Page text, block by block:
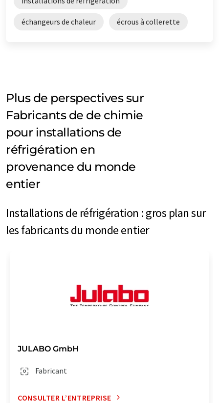
échangeurs de chaleur écrous à collerette
Plus de perspectives sur
Fabricants de de chimie
pour installations de
réfrigération en
provenance du monde
entier
Installations de réfrigération : gros plan sur
les fabricants du monde entier
JULABO GmbH
Fabricant
CONSULTER L’ENTREPRISE